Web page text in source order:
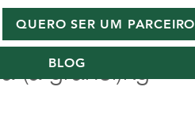
(a granel)kg
QUERO SER UM PARCEIRO
BLOG